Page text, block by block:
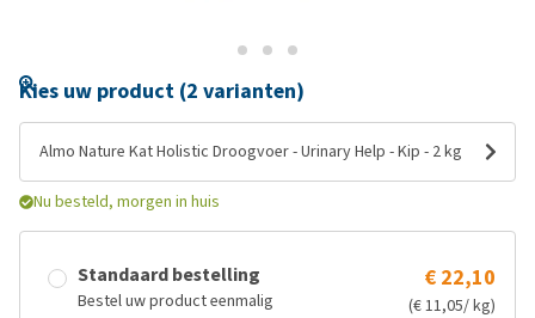
Kies uw product (2 varianten)
Almo Nature Kat Holistic Droogvoer - Urinary Help - Kip - 2 kg
Nu besteld, morgen in huis
Standaard bestelling
Bestel uw product eenmalig
€ 22,10
(€ 11,05/ kg)